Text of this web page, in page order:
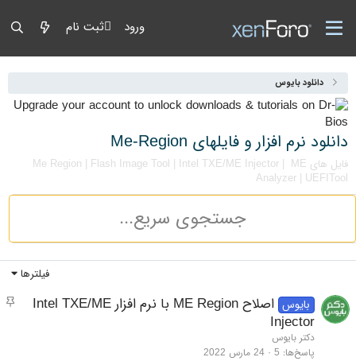
ورود ثبت نام
دانلود بایوس
دانلود نرم افزار و فایلهای Me-Region
فایل های Me Region | Flash Image Tool | Intel TXE/ME Injector | ME
Analyzer | UEFITool
فیلترها
بایوس
اصلاح ME Region با نرم افزار Intel TXE/ME
Injector
دکتر بایوس
پاسخ‌ها 5 24 مارس 2022